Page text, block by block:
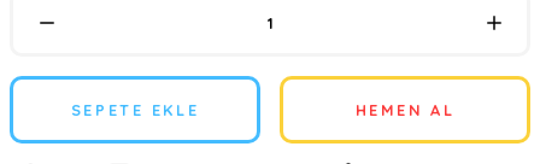
SEPETE EKLE HEMEN AL